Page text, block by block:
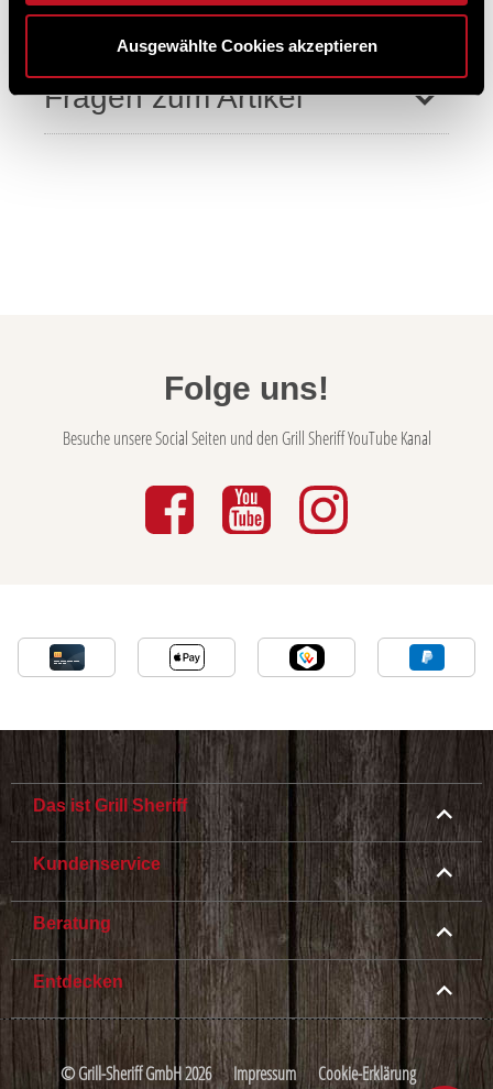
Ausgewählte Cookies akzeptieren
Bewertungen
Fragen zum Artikel
Folge uns!
Besuche unsere Social Seiten und den Grill Sheriff YouTube Kanal
Das ist Grill Sheriff
Kundenservice
Beratung
Entdecken
© Grill-Sheriff GmbH 2026 Impressum Cookie-Erklärung